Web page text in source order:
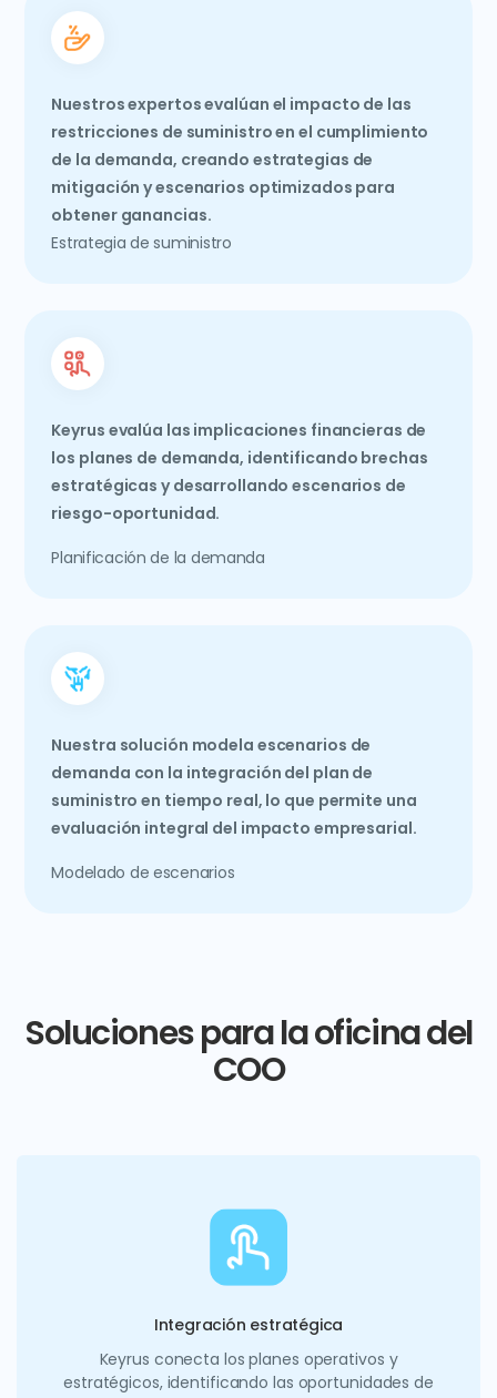
Nuestros expertos evalúan el impacto de las
restricciones de suministro en el cumplimiento
de la demanda, creando estrategias de
mitigación y escenarios optimizados para
obtener ganancias.
Estrategia de suministro
Keyrus evalúa las implicaciones financieras de
los planes de demanda, identificando brechas
estratégicas y desarrollando escenarios de
riesgo-oportunidad.
Planificación de la demanda
Nuestra solución modela escenarios de
demanda con la integración del plan de
suministro en tiempo real, lo que permite una
evaluación integral del impacto empresarial.
Modelado de escenarios
Soluciones para la oficina del
COO
Integración estratégica
Keyrus conecta los planes operativos y
estratégicos, identificando las oportunidades de